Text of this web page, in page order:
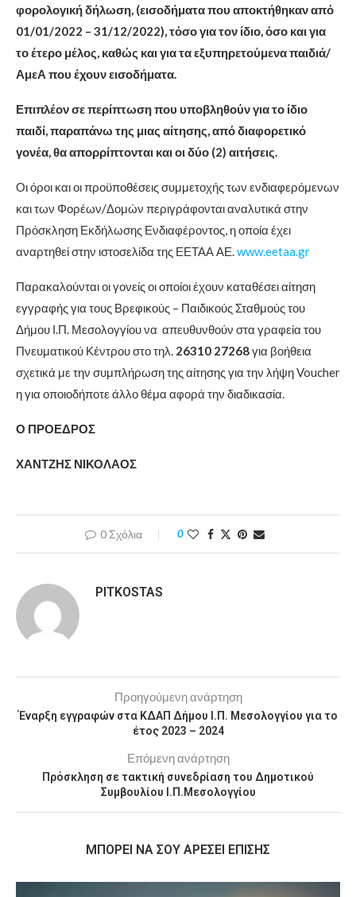
φορολογική δήλωση, (εισοδήματα που αποκτήθηκαν από
01/01/2022 – 31/12/2022), τόσο για τον ίδιο, όσο και για
το έτερο μέλος, καθώς και για τα εξυπηρετούμενα παιδιά/
ΑμεΑ που έχουν εισοδήματα.
Επιπλέον σε περίπτωση που υποβληθούν για το ίδιο
παιδί, παραπάνω της μιας αίτησης, από διαφορετικό
γονέα, θα απορρίπτονται και οι δύο (2) αιτήσεις.
Οι όροι και οι προϋποθέσεις συμμετοχής των ενδιαφερόμενων
και των Φορέων/Δομών περιγράφονται αναλυτικά στην
Πρόσκληση Εκδήλωσης Ενδιαφέροντος, η οποία έχει
αναρτηθεί στην ιστοσελίδα της ΕΕΤΑΑ ΑΕ.www.eetaa.gr
Παρακαλούνται οι γονείς οι οποίοι έχουν καταθέσει αίτηση
εγγραφής για τους Βρεφικούς – Παιδικούς Σταθμούς του
Δήμου Ι.Π. Μεσολογγίου να απευθυνθούν στα γραφεία του
Πνευματικού Κέντρου στο τηλ. 26310 27268για βοήθεια
σχετικά με την συμπλήρωση της αίτησης για την λήψη Voucher
η για οποιοδήποτε άλλο θέμα αφορά την διαδικασία.
Ο ΠΡΟΕΔΡΟΣ
ΧΑΝΤΖΗΣ ΝΙΚΟΛΑΟΣ
0 Σχόλια 0
PITKOSTAS
Προηγούμενη ανάρτηση
Έναρξη εγγραφών στα ΚΔΑΠ Δήμου Ι.Π. Μεσολογγίου για το
έτος 2023 – 2024
Επόμενη ανάρτηση
Πρόσκληση σε τακτική συνεδρίαση του Δημοτικού
Συμβουλίου Ι.Π.Μεσολογγίου
MΠΟΡΕΊ ΝΑ ΣΟΥ ΑΡΈΣΕΙ ΕΠΊΣΗΣ